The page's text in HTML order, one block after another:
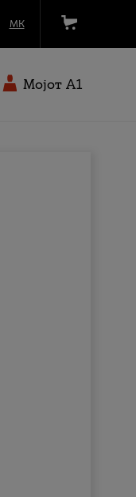
МК
Мојот A1